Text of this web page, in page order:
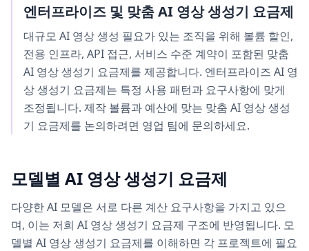
엔터프라이즈 및 맞춤 AI 영상 생성기 요금제
대규모 AI 영상 생성 필요가 있는 조직을 위해 볼륨 할인,
전용 인프라, API 접근, 서비스 수준 계약이 포함된 맞춤
AI 영상 생성기 요금제를 제공합니다. 엔터프라이즈 AI 영
상 생성기 요금제는 특정 사용 패턴과 요구사항에 맞게
조정됩니다. 제작 볼륨과 예산에 맞는 맞춤 AI 영상 생성
기 요금제를 논의하려면 영업 팀에 문의하세요.
모델별 AI 영상 생성기 요금제
다양한 AI 모델은 서로 다른 계산 요구사항을 가지고 있으
며, 이는 저희 AI 영상 생성기 요금제 구조에 반영됩니다. 모
델별 AI 영상 생성기 요금제를 이해하면 각 프로젝트에 필요